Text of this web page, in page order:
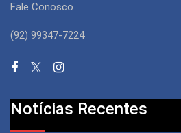
Fale Conosco
(92) 99347-7224
Notícias Recentes